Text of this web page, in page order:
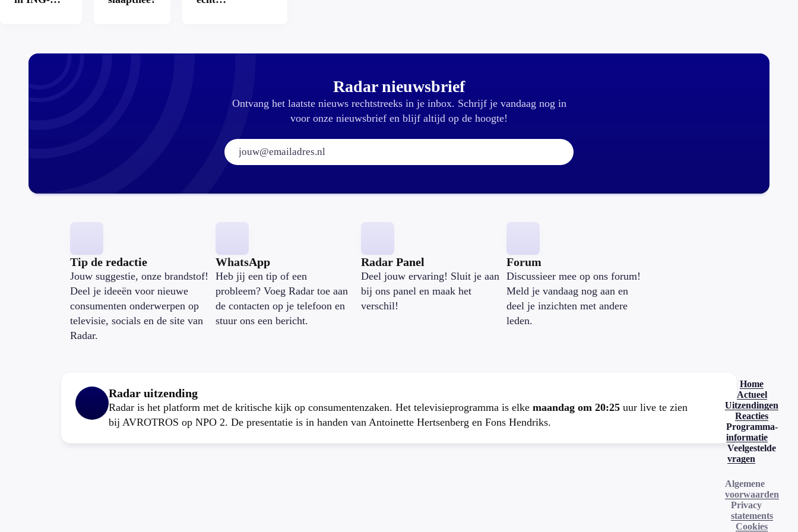
Radar nieuwsbrief
Ontvang het laatste nieuws rechtstreeks in je inbox. Schrijf je vandaag nog in
voor onze nieuwsbrief en blijf altijd op de hoogte!
E-mailadres:
Tip de redactie
Jouw suggestie, onze brandstof!
Deel je ideeën voor nieuwe
consumenten onderwerpen op
televisie, socials en de site van
Radar.
WhatsApp
Heb jij een tip of een
probleem? Voeg Radar toe aan
de contacten op je telefoon en
stuur ons een bericht.
Radar Panel
Deel jouw ervaring! Sluit je aan
bij ons panel en maak het
verschil!
Forum
Discussieer mee op ons forum!
Meld je vandaag nog aan en
deel je inzichten met andere
leden.
Radar uitzending
Radar is het platform met de kritische kijk op consumentenzaken. Het televisieprogramma is elke maandag om 20:25 uur live te zien
bij AVROTROS op NPO 2. De presentatie is in handen van Antoinette Hertsenberg en Fons Hendriks.
Home
Actueel
Uitzendingen
Reacties
Programma-
informatie
Veelgestelde
vragen
Algemene
voorwaarden
Privacy
statements
Cookies